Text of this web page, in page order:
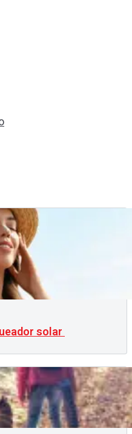
solar